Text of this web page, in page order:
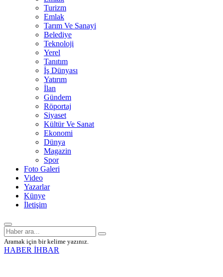
Turizm
Emlak
Tarım Ve Sanayi
Belediye
Teknoloji
Yerel
Tanıtım
İş Dünyası
Yatırım
İlan
Gündem
Röportaj
Siyaset
Kültür Ve Sanat
Ekonomi
Dünya
Magazin
Spor
Foto Galeri
Video
Yazarlar
Künye
İletişim
Aramak için bir kelime yazınız.
HABER İHBAR